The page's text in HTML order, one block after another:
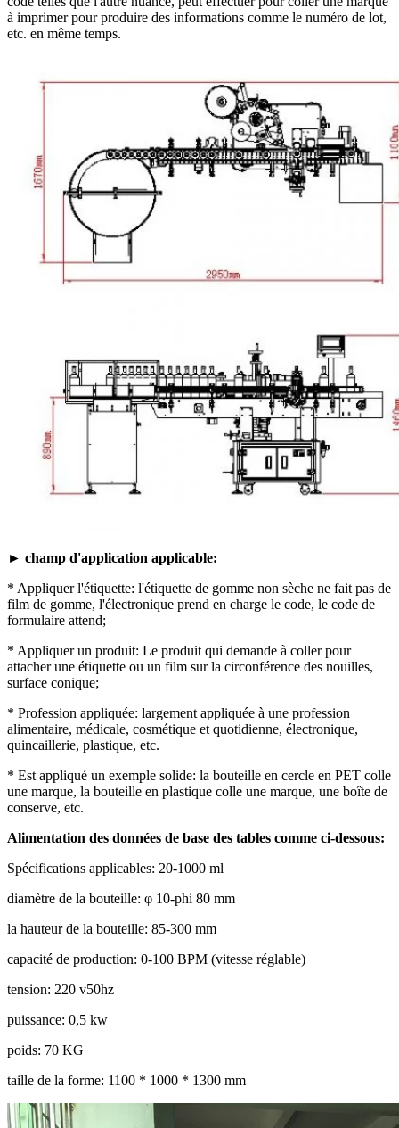
à imprimer pour produire des informations comme le numéro de lot,
etc. en même temps.
► champ d'application applicable:
* Appliquer l'étiquette: l'étiquette de gomme non sèche ne fait pas de
film de gomme, l'électronique prend en charge le code, le code de
formulaire attend;
* Appliquer un produit: Le produit qui demande à coller pour
attacher une étiquette ou un film sur la circonférence des nouilles,
surface conique;
* Profession appliquée: largement appliquée à une profession
alimentaire, médicale, cosmétique et quotidienne, électronique,
quincaillerie, plastique, etc.
* Est appliqué un exemple solide: la bouteille en cercle en PET colle
une marque, la bouteille en plastique colle une marque, une boîte de
conserve, etc.
Alimentation des données de base des tables comme ci-dessous:
Spécifications applicables: 20-1000 ml
diamètre de la bouteille: φ 10-phi 80 mm
la hauteur de la bouteille: 85-300 mm
capacité de production: 0-100 BPM (vitesse réglable)
tension: 220 v50hz
puissance: 0,5 kw
poids: 70 KG
taille de la forme: 1100 * 1000 * 1300 mm